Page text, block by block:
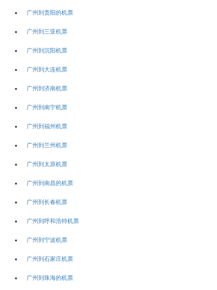
广州到贵阳的机票
广州到三亚机票
广州到沉阳机票
广州到大连机票
广州到济南机票
广州到南宁机票
广州到福州机票
广州到兰州机票
广州到太原机票
广州到南昌的机票
广州到长春机票
广州到呼和浩特机票
广州到宁波机票
广州到石家庄机票
广州到珠海的机票